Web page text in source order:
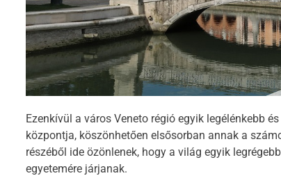
Ezenkívül a város Veneto régió egyik legélénkebb
központja, köszönhetően elsősorban annak a
részéből ide özönlenek, hogy a világ egyik
egyetemére járjanak.